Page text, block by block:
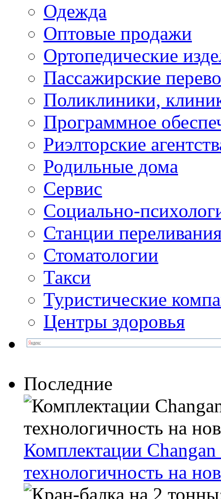
Одежда
Оптовые продажи
Ортопедические
Пассажирские
Поликлиники,
Программное
Риэлторские
Родильные дома
Сервис
Социально-
Станции
Стоматологии
Такси
Туристические
Центры здоровья
Последние
Комплектации
технологичность на